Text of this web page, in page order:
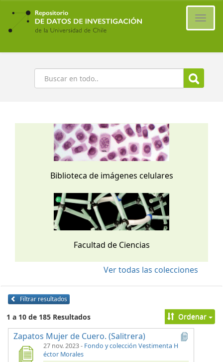
Ir
contenido
principal
Buscar
Biblioteca de imágenes celulares
Facultad de Ciencias
Ver todas las colecciones
Filtrar resultados
1 a 10 de 185 Resultados Ordenar
Zapatos Mujer de Cuero. (Salitrera)
27 nov. 2023- Fondo y colección Vestimenta H
éctor Morales